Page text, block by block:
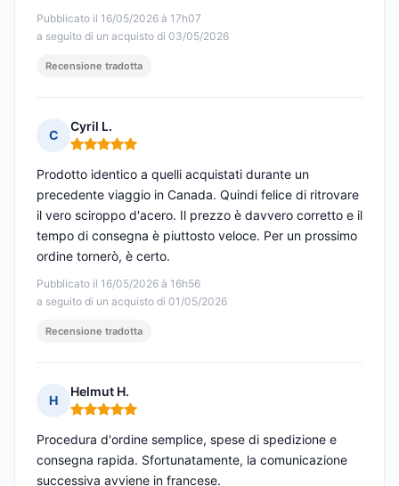
Pubblicato il 16/05/2026 à 17h07
a seguito di un acquisto di 03/05/2026
Recensione tradotta
C
Cyril L.
Nota: 5 su 5
Pubblicato il 16/05/2026 à 16h56
a seguito di un acquisto di 01/05/2026
Prodotto identico a quelli acquistati durante un
precedente viaggio in Canada. Quindi felice di ritrovare
il vero sciroppo d'acero. Il prezzo è davvero corretto e il
tempo di consegna è piuttosto veloce. Per un prossimo
ordine tornerò, è certo.
Recensione tradotta
H
Helmut H.
Nota: 5 su 5
Procedura d'ordine semplice, spese di spedizione e
consegna rapida. Sfortunatamente, la comunicazione
successiva avviene in francese.